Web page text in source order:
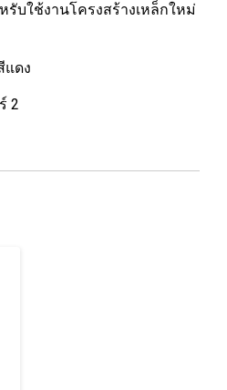
บใช้งานโครงสร้างเหล็กใหม่
แดง
2